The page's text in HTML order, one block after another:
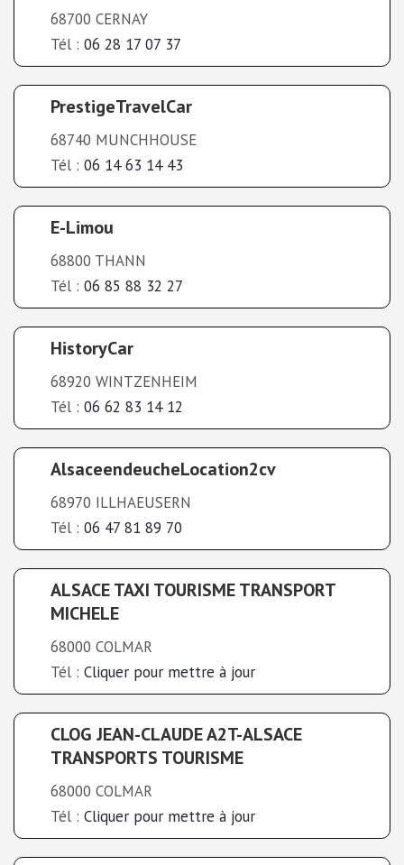
68700 CERNAY
Tél : 06 28 17 07 37
PrestigeTravelCar
68740 MUNCHHOUSE
Tél : 06 14 63 14 43
E-Limou
68800 THANN
Tél : 06 85 88 32 27
HistoryCar
68920 WINTZENHEIM
Tél : 06 62 83 14 12
AlsaceendeucheLocation2cv
68970 ILLHAEUSERN
Tél : 06 47 81 89 70
ALSACE TAXI TOURISME TRANSPORT
MICHELE
68000 COLMAR
Tél : Cliquer pour mettre à jour
CLOG JEAN-CLAUDE A2T-ALSACE
TRANSPORTS TOURISME
68000 COLMAR
Tél : Cliquer pour mettre à jour